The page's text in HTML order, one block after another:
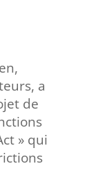
a
de
» qui